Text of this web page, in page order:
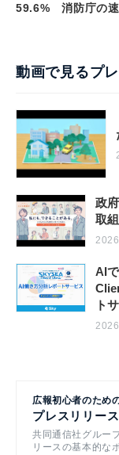
59.6% 消防庁の
動画で見るプ
政
取
AI
ト
広報初心者のため
プレスリリー
共同通信社グルー
リースの基本的な